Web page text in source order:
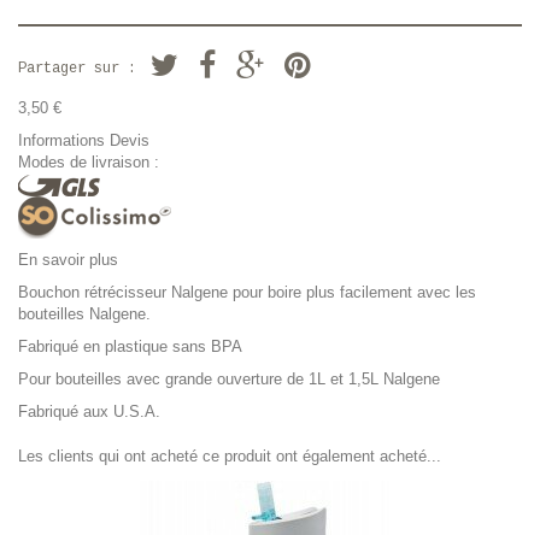
Partager sur :
3,50 €
Informations Devis
Modes de livraison :
En savoir plus
Bouchon rétrécisseur Nalgene pour boire plus facilement avec les
bouteilles Nalgene.
Fabriqué en plastique sans BPA
Pour bouteilles avec grande ouverture de 1L et 1,5L Nalgene
Fabriqué aux U.S.A.
Les clients qui ont acheté ce produit ont également acheté...